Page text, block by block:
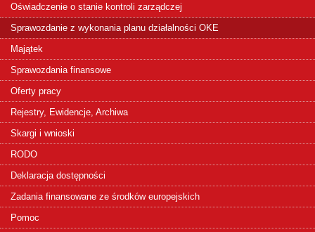
Oświadczenie o stanie kontroli zarządczej
Sprawozdanie z wykonania planu działalności OKE
Majątek
Sprawozdania finansowe
Oferty pracy
Rejestry, Ewidencje, Archiwa
Skargi i wnioski
RODO
Deklaracja dostępności
Zadania finansowane ze środków europejskich
Pomoc